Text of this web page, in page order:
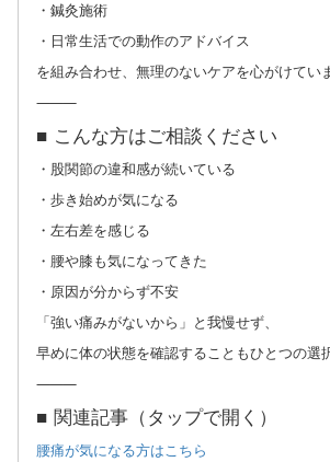
・鍼灸施術
・日常生活での動作のアドバイス
を組み合わせ、無理のないケアを心がけてい
⸻
■ こんな方はご相談ください
・股関節の違和感が続いている
・歩き始めが気になる
・左右差を感じる
・腰や膝も気になってきた
・原因が分からず不安
「強い痛みがないから」と我慢せず、
早めに体の状態を確認することもひとつの選
⸻
■ 関連記事（タップで開く）
腰痛が気になる方はこちら